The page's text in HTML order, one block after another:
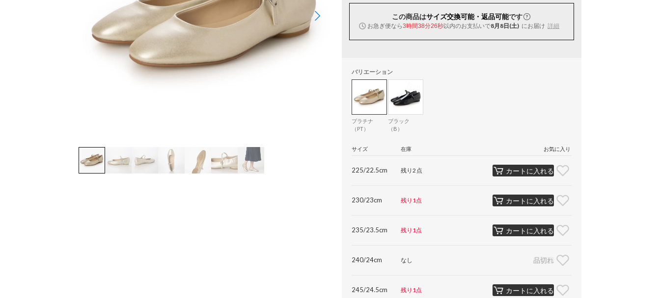
この商品はサイズ交換可能・返品可能です
お急ぎ便なら3時間38分26秒以内のお支払いで8月8日(土) にお届け 詳細
バリエーション
プラチナ
（PT）
ブラック
（B）
サイズ 在庫 お気に入り
225/22.5cm 残り2点 カートに入れる
230/23cm 残り1点 カートに入れる
235/23.5cm 残り1点 カートに入れる
240/24cm なし 品切れ
245/24.5cm 残り1点 カートに入れる